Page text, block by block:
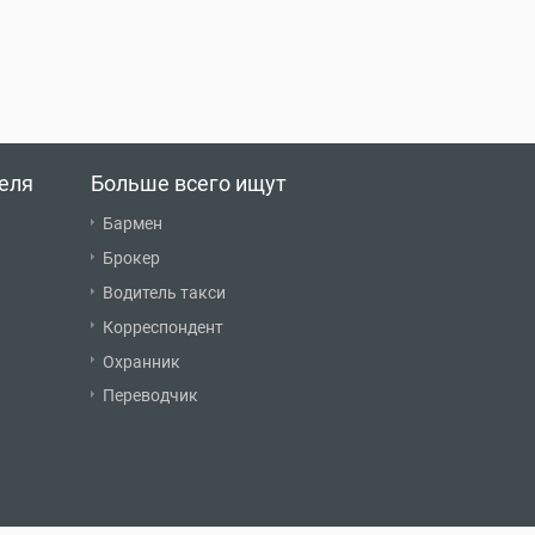
Больше всего ищут
Бармен
Брокер
Водитель такси
Корреспондент
Охранник
Переводчик